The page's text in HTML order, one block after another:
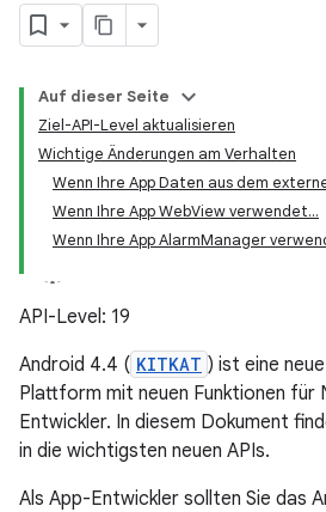
Auf dieser Seite
Ziel-API-Level aktualisieren
Wichtige Änderungen am Verhalten
Wenn Ihre App Daten aus dem
Wenn Ihre App WebView verwendet…
Wenn Ihre App AlarmManager
API-Level: 19
Android 4.4 ( KITKAT ) ist eine
Plattform mit neuen Funktionen für
Entwickler. In diesem Dokument
in die wichtigsten neuen APIs.
Als App-Entwickler sollten Sie das